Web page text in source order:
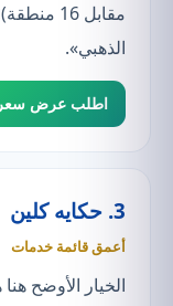
مقابل
الذهبي».
اطلب عرض سعر
3. حكايه كلين
أعمق قائمة خدمات
الخيار الأوضح